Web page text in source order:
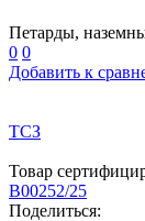
Петарды,
0 0
Добавить к
ТСЗ
Товар
B00252/25
Поделиться: